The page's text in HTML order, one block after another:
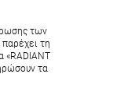
των
τη
«RADIANT
τα